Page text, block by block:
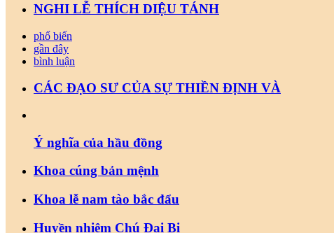
NGHI LỄ THÍCH DIỆU TÁNH
phổ biến
gần đây
bình luận
CÁC ĐẠO SƯ CỦA SỰ THIỀN ĐỊNH VÀ
Ý nghĩa của hầu đồng
Khoa cúng bản mệnh
Khoa lễ nam tào bắc đẩu
Huyền nhiệm Chú Đại Bi